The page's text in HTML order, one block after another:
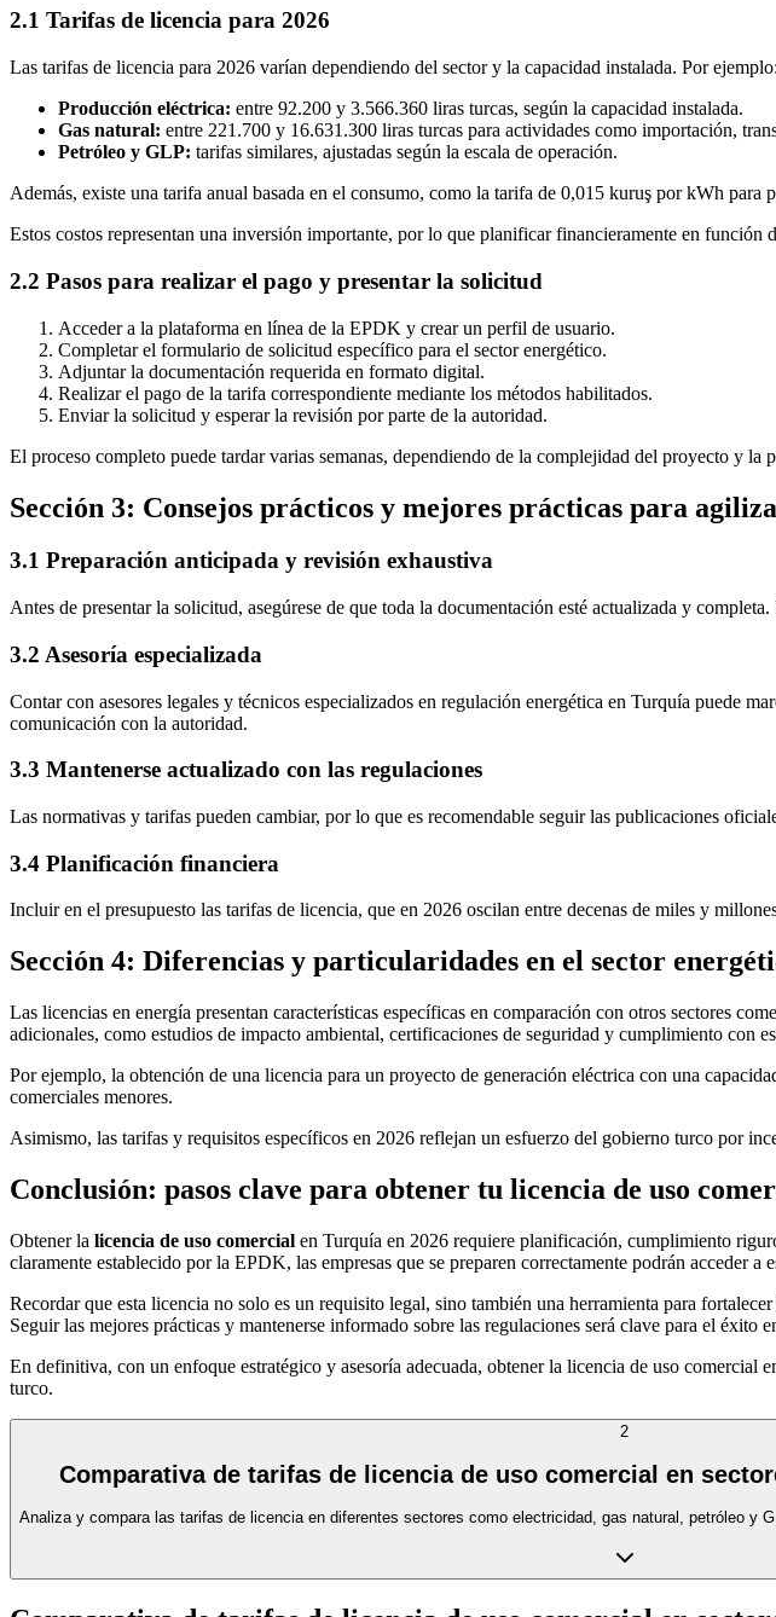
2.1 Tarifas de licencia para 2026
Las tarifas de licencia para 2026 varían dependiendo del sector y la capacidad instalada. Por ejemplo:
Producción eléctrica: entre 92.200 y 3.566.360 liras turcas, según la capacidad instalada.
Gas natural: entre 221.700 y 16.631.300 liras turcas para actividades como importación,
Petróleo y GLP: tarifas similares, ajustadas según la escala de operación.
Además, existe una tarifa anual basada en el consumo, como la tarifa de 0,015 kuruş por kWh para
Estos costos representan una inversión importante, por lo que planificar financieramente en función
2.2 Pasos para realizar el pago y presentar la solicitud
Acceder a la plataforma en línea de la EPDK y crear un perfil de usuario.
Completar el formulario de solicitud específico para el sector energético.
Adjuntar la documentación requerida en formato digital.
Realizar el pago de la tarifa correspondiente mediante los métodos habilitados.
Enviar la solicitud y esperar la revisión por parte de la autoridad.
El proceso completo puede tardar varias semanas, dependiendo de la complejidad del proyecto y la
Sección 3: Consejos prácticos y mejores prácticas para
3.1 Preparación anticipada y revisión exhaustiva
Antes de presentar la solicitud, asegúrese de que toda la documentación esté actualizada y
3.2 Asesoría especializada
Contar con asesores legales y técnicos especializados en regulación energética en Turquía puede
comunicación con la autoridad.
3.3 Mantenerse actualizado con las regulaciones
Las normativas y tarifas pueden cambiar, por lo que es recomendable seguir las publicaciones
3.4 Planificación financiera
Incluir en el presupuesto las tarifas de licencia, que en 2026 oscilan entre decenas de miles y
Sección 4: Diferencias y particularidades en el sector
Las licencias en energía presentan características específicas en comparación con otros sectores
adicionales, como estudios de impacto ambiental, certificaciones de seguridad y cumplimiento con
Por ejemplo, la obtención de una licencia para un proyecto de generación eléctrica con una
comerciales menores.
Asimismo, las tarifas y requisitos específicos en 2026 reflejan un esfuerzo del gobierno turco por
Conclusión: pasos clave para obtener tu licencia de uso
Obtener la licencia de uso comercial en Turquía en 2026 requiere planificación, cumplimiento
claramente establecido por la EPDK, las empresas que se preparen correctamente podrán acceder a
Recordar que esta licencia no solo es un requisito legal, sino también una herramienta para
Seguir las mejores prácticas y mantenerse informado sobre las regulaciones será clave para el éxito
En definitiva, con un enfoque estratégico y asesoría adecuada, obtener la licencia de uso
turco.
2
Comparativa de tarifas de licencia de uso comercial en
Analiza y compara las tarifas de licencia en diferentes sectores como electricidad, gas natural, petróleo y